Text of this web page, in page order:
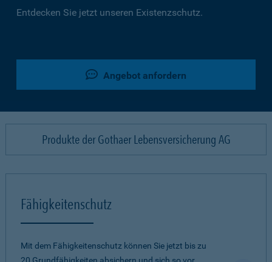
Entdecken Sie jetzt unseren Existenzschutz.
Angebot anfordern
Produkte der Gothaer Lebensversicherung AG
Fähigkeitenschutz
Mit dem Fähigkeitenschutz können Sie jetzt bis zu